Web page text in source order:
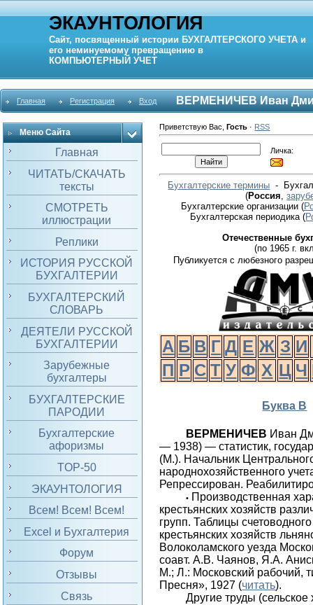
ЭКАУНТОЛОГИЯ
Сайт, посвященный истории БУХГАЛТЕРСКОГО УЧЕТА и
его неминуемому превращению в
КОМПЬЮТЕРНЫЙ УЧЕТ
Главная Регистрация Вход ВЕРМЕНИЧЕВ Иван
Меню Сайта
Главная
ЧИТАТЬ/СКАЧАТЬ
тексты
СМОТРЕТЬ
иллюстрации
Реплики
ИСТОРИЯ РУССКОЙ
БУХГАЛТЕРИИ
БУХГАЛТЕРСКИЙ
СЛОВАРЬ
ДЕЯТЕЛИ РУССКОЙ
БУХГАЛТЕРИИ
Зарубежные
бухгалтеры
БУХГАЛТЕРСКИЕ
ПАРОДИИ
Бухгалтерские
афоризмы
TOP-50
ЭКАУНТОЛОГИЯ
Всем! Всем! Всем!
Excel и Бухгалтерия
Форум
Отзывы
Связь
Приветствую Вас ,Гость · RSS
Личка:
Бухгалтерские термины -
(Россия
Бухгалтерские организации (
Бухгалтерская периодика(
Отечественные
(по 1965 г.
Публикуется с любезного
А Б В Г Д Е Ж З И
П Р С Т У Ф Х Ц Ч
Буква В
ВЕРМЕНИЧЕВ Иван
— 1938) — статистик,
(М.). Начальник
народнохозяйственного
Репрессирован.
• Производственная
крестьянских хозяйств
групп. Таблицы
крестьянских хозяйств
Волоколамского уезда
соавт. А.В. Чаянов, Я.А.
М.; Л.: Московский рабочий,
Пресня», 1927 (читать).
Другие труды (сельское